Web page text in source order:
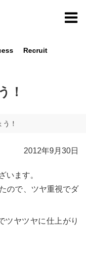
Recruit
！
！
2012年9月30日
います。
ので、ツヤ重視でダ
ツヤツヤに仕上がり